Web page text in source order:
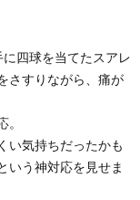
四球を当てたスアレ
さすりながら、痛が
い気持ちだったかも
いう神対応を見せま